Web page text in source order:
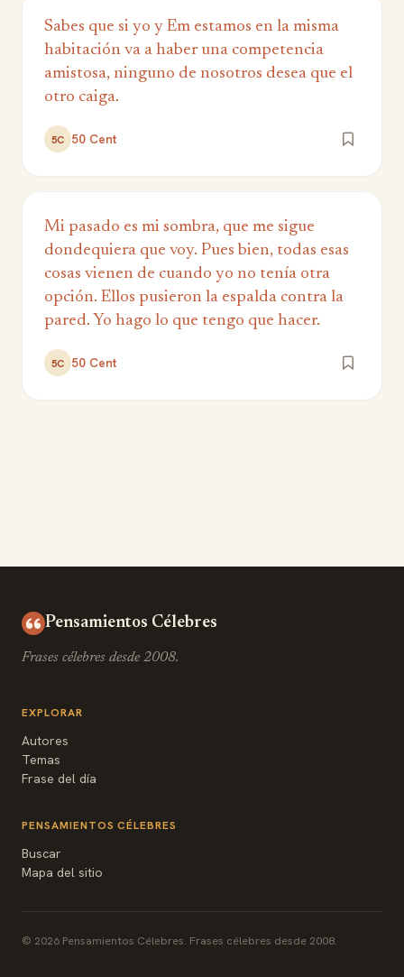
Sabes que si yo y Em estamos en la misma
habitación va a haber una competencia
amistosa, ninguno de nosotros desea que el
otro caiga.
5C 50 Cent
Mi pasado es mi sombra, que me sigue
dondequiera que voy. Pues bien, todas esas
cosas vienen de cuando yo no tenía otra
opción. Ellos pusieron la espalda contra la
pared. Yo hago lo que tengo que hacer.
5C 50 Cent
Pensamientos Célebres
Frases célebres desde 2008.
EXPLORAR
Autores
Temas
Frase del día
PENSAMIENTOS CÉLEBRES
Buscar
Mapa del sitio
© 2026 Pensamientos Célebres. Frases célebres desde 2008.